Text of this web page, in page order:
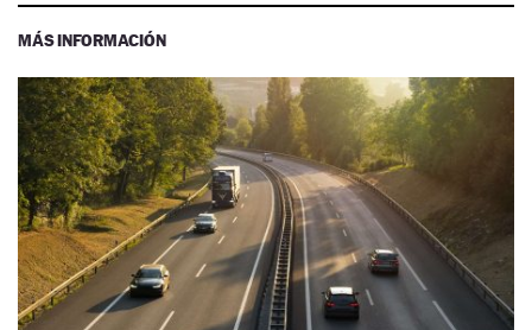
MÁS INFORMACIÓN